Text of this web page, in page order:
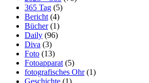
365 Tag (5)
Bericht (4)
Bücher(1)
Daily (96)
Diva (3)
Foto (13)
Fotoapparat (5)
fotografisches Ohr(1)
Geschichte (1)